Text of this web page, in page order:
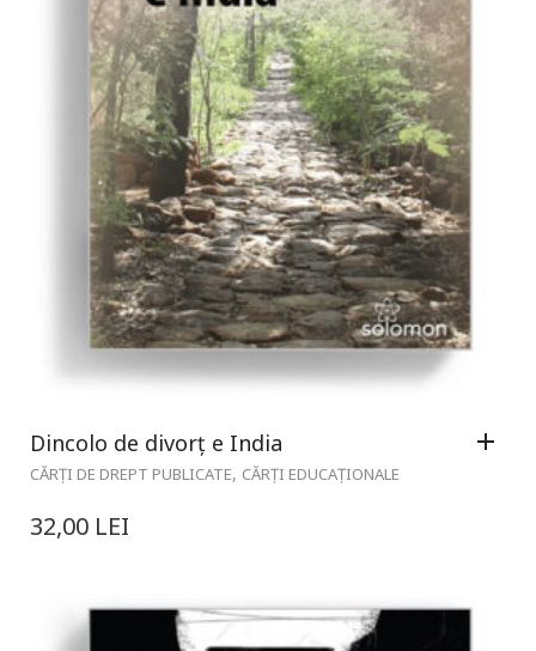
Dincolo de divorț e India
CĂRȚI DE DREPT PUBLICATE, CĂRȚI EDUCAȚIONALE
32,00 LEI